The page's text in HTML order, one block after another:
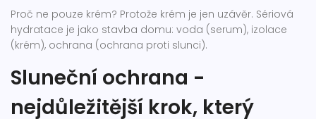
Proč ne pouze krém? Protože krém je jen uzávěr. Sériová
hydratace je jako stavba domu: voda (serum), izolace
(krém), ochrana (ochrana proti slunci).
Sluneční ochrana -
nejdůležitější krok, který